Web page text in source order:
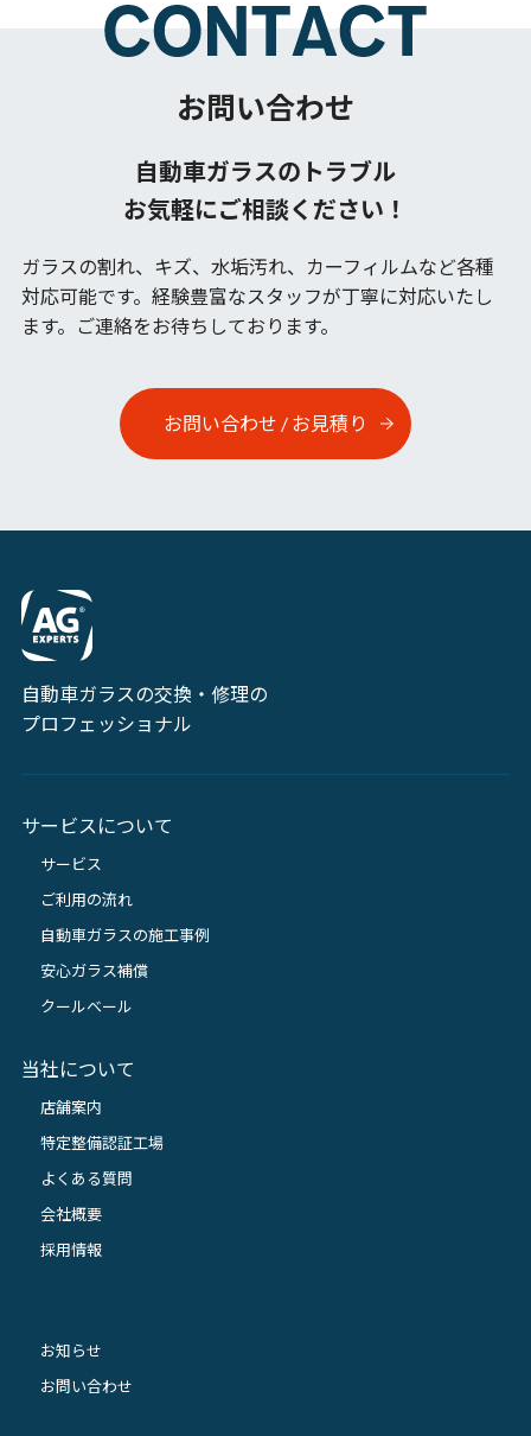
お問い合わせ
自動車ガラスのトラブル
お気軽にご相談ください！
ガラスの割れ、キズ、水垢汚れ、カーフィルムなど各種
対応可能です。 経験豊富なスタッフが丁寧に対応いたし
ます。ご連絡をお待ちしております。
お問い合わせ / お見積り
自動車ガラスの交換・修理の
プロフェッショナル
サービスについて
サービス
ご利用の流れ
自動車ガラスの施工事例
安心ガラス補償
クールベール
当社について
店舗案内
特定整備認証工場
よくある質問
会社概要
採用情報
お知らせ
お問い合わせ